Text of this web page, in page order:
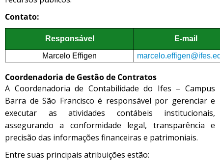
Contato:
Responsável E-mail
Marcelo Effigen
Coordenadoria de Gestão de Contratos
A Coordenadoria de Contabilidade do Ifes – Campus
Barra de São Francisco é responsável por gerenciar e
executar as atividades contábeis institucionais,
assegurando a conformidade legal, transparência e
precisão das informações financeiras e patrimoniais.
Entre suas principais atribuições estão: